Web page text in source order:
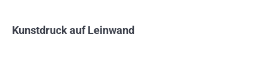
Kunstdruck auf Leinwand